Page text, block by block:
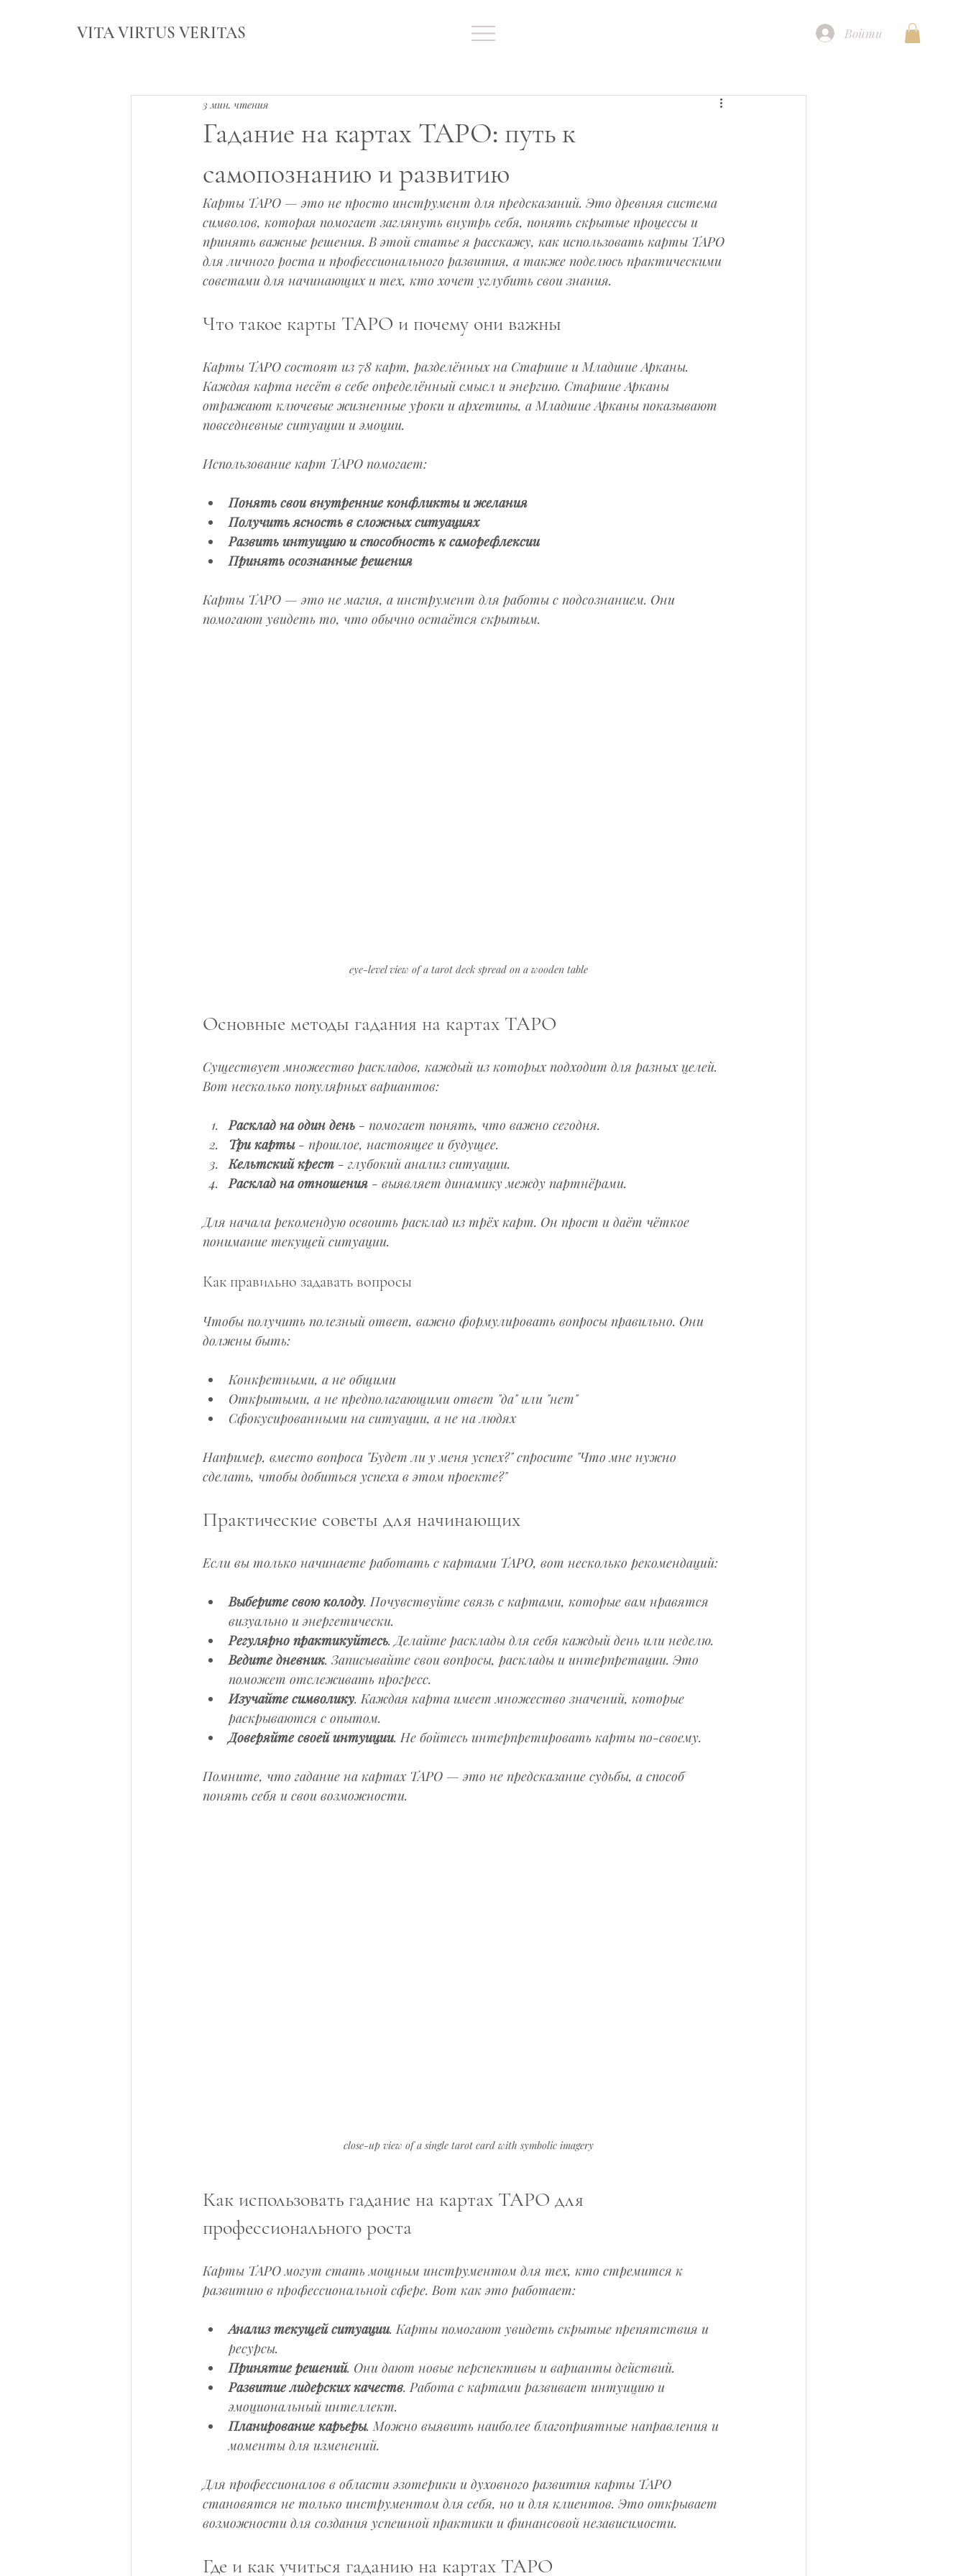
VITA VIRTUS VERITAS Войти
Гадание на картах ТАРО: путь к
самопознанию и развитию
3 мин. чтения
Карты ТАРО — это не просто инструмент для предсказаний. Это древняя система
символов, которая помогает заглянуть внутрь себя, понять скрытые процессы и
принять важные решения. В этой статье я расскажу, как использовать карты ТАРО
для личного роста и профессионального развития, а также поделюсь практическими
советами для начинающих и тех, кто хочет углубить свои знания.
Что такое карты ТАРО и почему они важны
Карты ТАРО состоят из 78 карт, разделённых на Старшие и Младшие Арканы.
Каждая карта несёт в себе определённый смысл и энергию. Старшие Арканы
отражают ключевые жизненные уроки и архетипы, а Младшие Арканы показывают
повседневные ситуации и эмоции.
Использование карт ТАРО помогает:
Понять свои внутренние конфликты и желания
Получить ясность в сложных ситуациях
Развить интуицию и способность к саморефлексии
Принять осознанные решения
Карты ТАРО — это не магия, а инструмент для работы с подсознанием. Они
помогают увидеть то, что обычно остаётся скрытым.
eye-level view of a tarot deck spread on a wooden table
Основные методы гадания на картах ТАРО
Существует множество раскладов, каждый из которых подходит для разных целей.
Вот несколько популярных вариантов:
Расклад на один день - помогает понять, что важно сегодня.
Три карты - прошлое, настоящее и будущее.
Кельтский крест - глубокий анализ ситуации.
Расклад на отношения - выявляет динамику между партнёрами.
Для начала рекомендую освоить расклад из трёх карт. Он прост и даёт чёткое
понимание текущей ситуации.
Как правильно задавать вопросы
Чтобы получить полезный ответ, важно формулировать вопросы правильно. Они
должны быть:
Конкретными, а не общими
Открытыми, а не предполагающими ответ "да" или "нет"
Сфокусированными на ситуации, а не на людях
Например, вместо вопроса "Будет ли у меня успех?" спросите "Что мне нужно
сделать, чтобы добиться успеха в этом проекте?"
Практические советы для начинающих
Если вы только начинаете работать с картами ТАРО, вот несколько рекомендаций:
Выберите свою колоду. Почувствуйте связь с картами, которые вам нравятся
визуально и энергетически.
Регулярно практикуйтесь. Делайте расклады для себя каждый день или неделю.
Ведите дневник. Записывайте свои вопросы, расклады и интерпретации. Это
поможет отслеживать прогресс.
Изучайте символику. Каждая карта имеет множество значений, которые
раскрываются с опытом.
Доверяйте своей интуиции. Не бойтесь интерпретировать карты по-своему.
Помните, что гадание на картах ТАРО — это не предсказание судьбы, а способ
понять себя и свои возможности.
close-up view of a single tarot card with symbolic imagery
Как использовать гадание на картах ТАРО для
профессионального роста
Карты ТАРО могут стать мощным инструментом для тех, кто стремится к
развитию в профессиональной сфере. Вот как это работает:
Анализ текущей ситуации. Карты помогают увидеть скрытые препятствия и
ресурсы.
Принятие решений. Они дают новые перспективы и варианты действий.
Развитие лидерских качеств. Работа с картами развивает интуицию и
эмоциональный интеллект.
Планирование карьеры. Можно выявить наиболее благоприятные направления и
моменты для изменений.
Для профессионалов в области эзотерики и духовного развития карты ТАРО
становятся не только инструментом для себя, но и для клиентов. Это открывает
возможности для создания успешной практики и финансовой независимости.
Где и как учиться гаданию на картах ТАРО